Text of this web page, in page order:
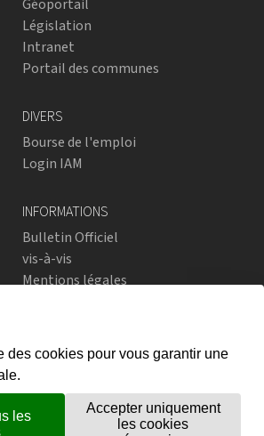
Géoportail
Législation
Intranet
Portail des communes
DIVERS
Bourse de l'emploi
Login IAM
INFORMATIONS
Bulletin Officiel
vis-à-vis
Mentions légales
Instagram
flickr